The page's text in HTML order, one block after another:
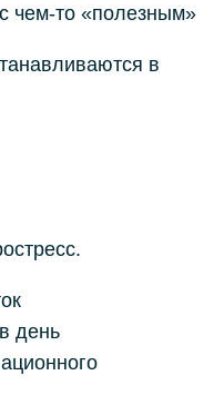
чем-то «полезным»
в
день